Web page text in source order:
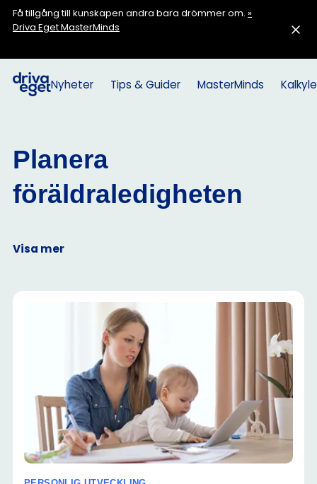
Få tillgång till kunskapen andra bara drömmer om. »
Driva Eget MasterMinds
Nyheter Tips & Guider MasterMinds
Planera
föräldraledigheten
Visa mer